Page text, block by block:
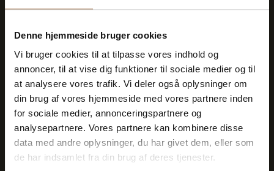
Denne hjemmeside bruger cookies
Vi bruger cookies til at tilpasse vores indhold og
annoncer, til at vise dig funktioner til sociale medier og til
at analysere vores trafik. Vi deler også oplysninger om
din brug af vores hjemmeside med vores partnere inden
for sociale medier, annonceringspartnere og
analysepartnere. Vores partnere kan kombinere disse
data med andre oplysninger, du har givet dem, eller som
de har indsamlet fra din brug af deres tjenester.
Spar penge – køb fordelskort
Platin
699 KR